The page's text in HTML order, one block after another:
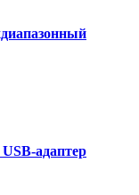
адаптер